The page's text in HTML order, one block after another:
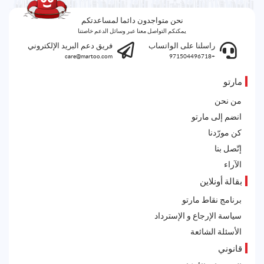
نحن متواجدون دائما لمساعدتكم
يمكنكم التواصل معنا عبر وسائل الدعم خاصتنا
راسلنا على الواتساب
+971504496718
فريق دعم البريد الإلكتروني
care@martoo.com
مارتو
من نحن
انضم إلى مارتو
كن مورّدنا
إتّصل بنا
الآراء
بقالة أونلاين
برنامج نقاط مارتو
سياسة الإرجاع و الإسترداد
الأسئلة الشائعة
قانوني